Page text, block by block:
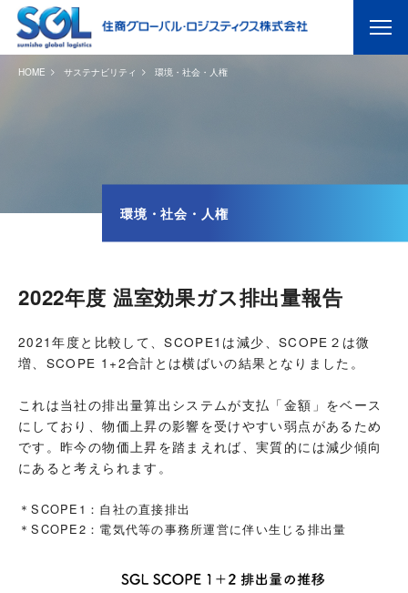
HOME サステナビリティ 環境・社会・人権
環境・社会・人権
2022年度 温室効果ガス排出量報告
2021年度と比較して、SCOPE1は減少、SCOPE２は微
増、SCOPE 1+2合計とは横ばいの結果となりました。
これは当社の排出量算出システムが支払「金額」をベース
にしており、物価上昇の影響を受けやすい弱点があるため
です。昨今の物価上昇を踏まえれば、実質的には減少傾向
にあると考えられます。
＊SCOPE1：自社の直接排出
＊SCOPE2：電気代等の事務所運営に伴い生じる排出量